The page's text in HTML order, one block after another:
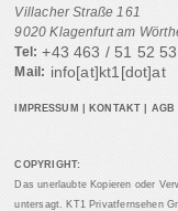
Villacher Straße 161
9020 Klagenfurt am
Tel: +43 463 / 51 52 53
Mail: info[at]kt1[dot]at
IMPRESSUM KONTAKT AGB
COPYRIGHT:
Das unerlaubte Kopieren oder
untersagt. KT1 Privatfernsehen